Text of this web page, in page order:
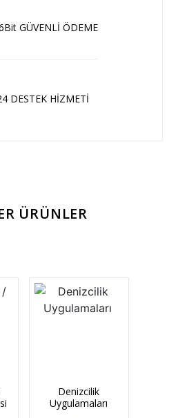
GÜVENLİ ÖDEME
DESTEK HİZMETİ
ÜRÜNLER
Denizcilik
Uygulamaları